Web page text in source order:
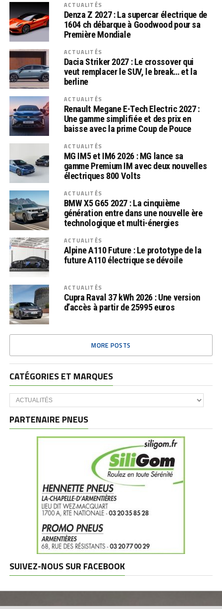
ACTUALITÉS
Denza Z 2027 : La supercar électrique de
1604 ch débarque à Goodwood pour sa
Première Mondiale
ACTUALITÉS
Dacia Striker 2027 : Le crossover qui
veut remplacer le SUV, le break… et la
berline
ACTUALITÉS
Renault Megane E-Tech Electric 2027 :
Une gamme simplifiée et des prix en
baisse avec la prime Coup de Pouce
ACTUALITÉS
MG IM5 et IM6 2026 : MG lance sa
gamme Premium IM avec deux nouvelles
électriques 800 Volts
ACTUALITÉS
BMW X5 G65 2027 : La cinquième
génération entre dans une nouvelle ère
technologique et multi-énergies
ACTUALITÉS
Alpine A110 Future : Le prototype de la
future A110 électrique se dévoile
ACTUALITÉS
Cupra Raval 37 kWh 2026 : Une version
d’accès à partir de 25995 euros
MORE POSTS
CATÉGORIES ET MARQUES
Catégories
et
PARTENAIRE PNEUS
SUIVEZ-NOUS SUR FACEBOOK